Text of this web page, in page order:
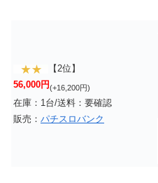
【2位】
56,000円(+16,200円)
在庫：1台/送料：要確認
販売： パチスロバンク